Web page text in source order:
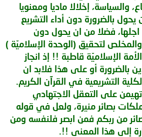
والسياسة، إخلالا ماديا ومعنويا
بالضرورة دون أداء التشريع
اجلها، فضلا من ان يحول دون
لتحقيق (الوحدة الإسلاميّة )
الإسلاميّة قاطبة !! إذ انجاز
بالضرورة أو على هذا فلابد ان
التشريعية في القرآن الكريم.
على التعقل الاجتهادي
بصائر منيرة، ولعل في قوله
من ربكم فمن ابصر فلنفسه ومن